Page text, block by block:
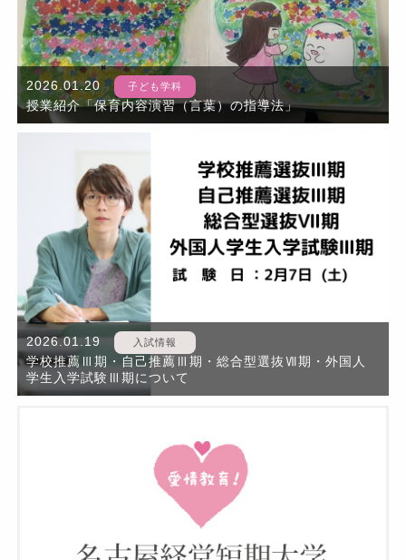
2026.01.20 子ども学科
授業紹介「保育内容演習（言葉）の指導法」
2026.01.19 入試情報
学校推薦Ⅲ期・自己推薦Ⅲ期・総合型選抜Ⅶ期・外国人
学生入学試験Ⅲ期について